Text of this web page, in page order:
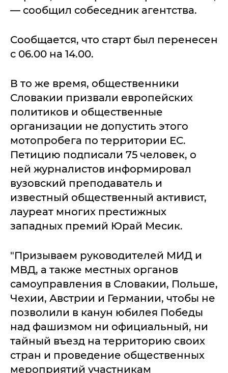
— сообщил собеседник агентства.
Сообщается, что старт был перенесен
с 06.00 на 14.00.
В то же время, общественники
Словакии призвали европейских
политиков и общественные
организации не допустить этого
мотопробега по территории ЕС.
Петицию подписали 75 человек, о
ней журналистов информировал
вузовский преподаватель и
известный общественный активист,
лауреат многих престижных
западных премий Юрай Месик.
"Призываем руководителей МИД и
МВД, а также местных органов
самоуправления в Словакии, Польше,
Чехии, Австрии и Германии, чтобы не
позволили в канун юбилея Победы
над фашизмом ни официальный, ни
тайный въезд на территорию своих
стран и проведение общественных
мероприятий участникам